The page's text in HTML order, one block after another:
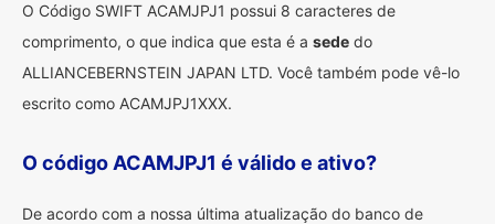
O Código SWIFT ACAMJPJ1 possui 8 caracteres de
comprimento, o que indica que esta é a sede do
ALLIANCEBERNSTEIN JAPAN LTD. Você também pode vê-lo
escrito como ACAMJPJ1XXX.
O código ACAMJPJ1 é válido e ativo?
De acordo com a nossa última atualização do banco de